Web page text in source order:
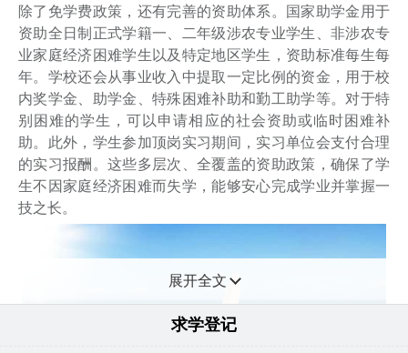
除了免学费政策，还有完善的资助体系。国家助学金用于
资助全日制正式学籍一、二年级涉农专业学生、非涉农专
业家庭经济困难学生以及特定地区学生，资助标准每生每
年。学校还会从事业收入中提取一定比例的资金，用于校
内奖学金、助学金、特殊困难补助和勤工助学等。对于特
别困难的学生，可以申请相应的社会资助或临时困难补
助。此外，学生参加顶岗实习期间，实习单位会支付合理
的实习报酬。这些多层次、全覆盖的资助政策，确保了学
生不因家庭经济困难而失学，能够安心完成学业并掌握一
技之长。
展开全文
求学登记